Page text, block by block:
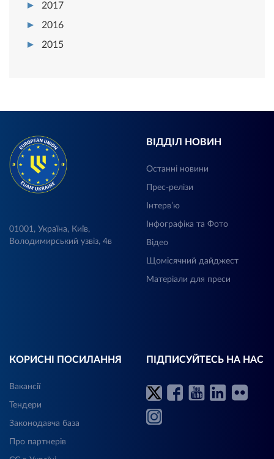
2017
2016
2015
01001, Україна, Київ,
Володимирський узвіз, 4в
ВІДДІЛ НОВИН
Останні новини
Прес-релізи
Інтерв’ю
Інфографіка та Фото
Відео
Щомісячний дайджест
Матеріали для преси
КОРИСНІ ПОСИЛАННЯ
Вакансії
Тендери
Законодавча база
Про партнерів
ПІДПИСУЙТЕСЬ НА НАС